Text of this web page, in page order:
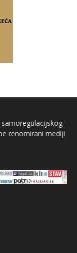
renomirani mediji